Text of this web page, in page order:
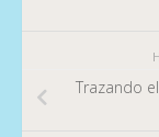
Trazando